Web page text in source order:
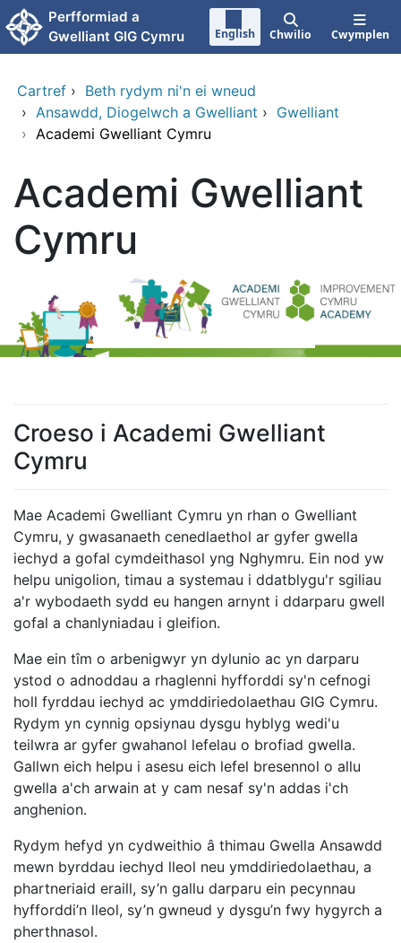
Neidio i'r prif gynnwy
Perfformiad a
Gwelliant GIG Cymru
English Chwilio Cwymplen
Cartref › Beth rydym ni'n ei wneud
› Ansawdd, Diogelwch a Gwelliant › Gwelliant
› Academi Gwelliant Cymru
Academi Gwelliant
Cymru
Croeso i Academi Gwelliant
Cymru
Mae Academi Gwelliant Cymru yn rhan o Gwelliant
Cymru, y gwasanaeth cenedlaethol ar gyfer gwella
iechyd a gofal cymdeithasol yng Nghymru. Ein nod yw
helpu unigolion, timau a systemau i ddatblygu'r sgiliau
a'r wybodaeth sydd eu hangen arnynt i ddarparu gwell
gofal a chanlyniadau i gleifion.
Mae ein tîm o arbenigwyr yn dylunio ac yn darparu
ystod o adnoddau a rhaglenni hyfforddi sy'n cefnogi
holl fyrddau iechyd ac ymddiriedolaethau GIG Cymru.
Rydym yn cynnig opsiynau dysgu hyblyg wedi'u
teilwra ar gyfer gwahanol lefelau o brofiad gwella.
Gallwn eich helpu i asesu eich lefel bresennol o allu
gwella a'ch arwain at y cam nesaf sy'n addas i'ch
anghenion.
Rydym hefyd yn cydweithio â thimau Gwella Ansawdd
mewn byrddau iechyd lleol neu ymddiriedolaethau, a
phartneriaid eraill, sy’n gallu darparu ein pecynnau
hyfforddi’n lleol, sy’n gwneud y dysgu’n fwy hygyrch a
pherthnasol.